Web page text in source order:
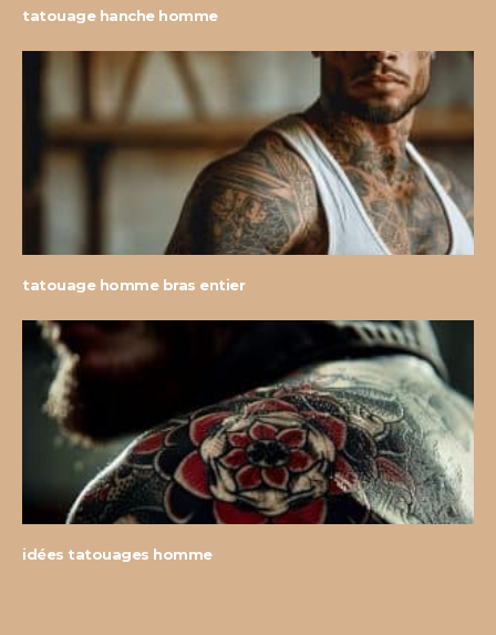
tatouage hanche homme
tatouage homme bras entier
idées tatouages homme